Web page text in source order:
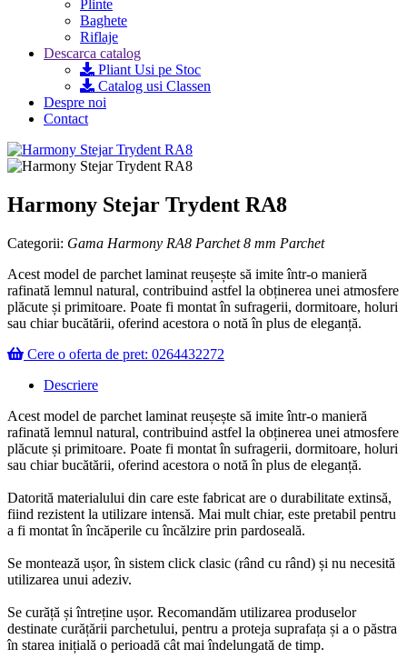
Plinte
Baghete
Riflaje
Descarca catalog
Pliant Usi pe Stoc
Catalog usi Classen
Despre noi
Contact
Harmony Stejar Trydent RA8
Categorii: Gama Harmony RA8 Parchet 8 mm Parchet
Acest model de parchet laminat reușește să imite într-o manieră
rafinată lemnul natural, contribuind astfel la obținerea unei atmosfere
plăcute și primitoare. Poate fi montat în sufragerii, dormitoare, holuri
sau chiar bucătării, oferind acestora o notă în plus de eleganță.
Cere o oferta de pret: 0264432272
Descriere
Acest model de parchet laminat reușește să imite într-o manieră
rafinată lemnul natural, contribuind astfel la obținerea unei atmosfere
plăcute și primitoare. Poate fi montat în sufragerii, dormitoare, holuri
sau chiar bucătării, oferind acestora o notă în plus de eleganță.
Datorită materialului din care este fabricat are o durabilitate extinsă,
fiind rezistent la utilizare intensă. Mai mult chiar, este pretabil pentru
a fi montat în încăperile cu încălzire prin pardoseală.
Se montează ușor, în sistem click clasic (rând cu rând) și nu necesită
utilizarea unui adeziv.
Se curăță și întreține ușor. Recomandăm utilizarea produselor
destinate curățării parchetului, pentru a proteja suprafața și a o păstra
în starea inițială o perioadă cât mai îndelungată de timp.